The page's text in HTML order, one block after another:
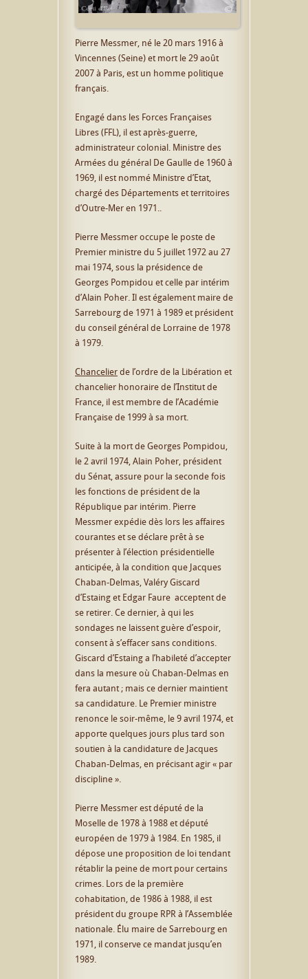
Pierre Messmer, né le 20 mars 1916 à
Vincennes (Seine) et mort le 29 août
2007 à Paris, est un homme politique
français.
Engagé dans les Forces Françaises
Libres (FFL), il est après-guerre,
administrateur colonial. Ministre des
Armées du général De Gaulle de 1960 à
1969, il est nommé Ministre d’Etat,
chargé des Départements et territoires
d’Outre-Mer en 1971..
Pierre Messmer occupe le poste de
Premier ministre du 5 juillet 1972 au 27
mai 1974, sous la présidence de
Georges Pompidou et celle par intérim
d’Alain Poher. Il est également maire de
Sarrebourg de 1971 à 1989 et président
du conseil général de Lorraine de 1978
à 1979.
Chancelierde l’ordre de la Libération et
chancelier honoraire de l’Institut de
France, il est membre de l’Académie
Française de 1999 à sa mort.
Suite à la mort de Georges Pompidou,
le 2 avril 1974, Alain Poher, président
du Sénat, assure pour la seconde fois
les fonctions de président de la
République par intérim. Pierre
Messmer expédie dès lors les affaires
courantes et se déclare prêt à se
présenter à l’élection présidentielle
anticipée, à la condition que Jacques
Chaban-Delmas, Valéry Giscard
d’Estaing et Edgar Faure acceptent de
se retirer. Ce dernier, à qui les
sondages ne laissent guère d’espoir,
consent à s’effacer sans conditions.
Giscard d’Estaing a l’habileté d’accepter
dans la mesure où Chaban-Delmas en
fera autant ; mais ce dernier maintient
sa candidature. Le Premier ministre
renonce le soir-même, le 9 avril 1974, et
apporte quelques jours plus tard son
soutien à la candidature de Jacques
Chaban-Delmas, en précisant agir « par
discipline ».
Pierre Messmer est député de la
Moselle de 1978 à 1988 et député
européen de 1979 à 1984. En 1985, il
dépose une proposition de loi tendant
rétablir la peine de mort pour certains
crimes. Lors de la première
cohabitation, de 1986 à 1988, il est
président du groupe RPR à l’Assemblée
nationale. Élu maire de Sarrebourg en
1971, il conserve ce mandat jusqu’en
1989.